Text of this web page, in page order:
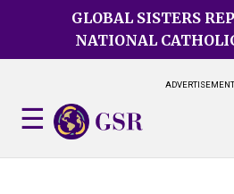
GLOBAL SISTERS
NATIONAL
ADVERTISEMENT